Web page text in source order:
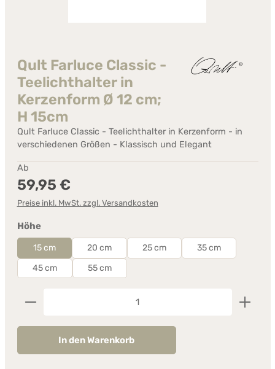
Qult Farluce Classic -
Teelichthalter in
Kerzenform Ø 12 cm;
H 15cm
Qult Farluce Classic - Teelichthalter in Kerzenform - in
verschiedenen Größen - Klassisch und Elegant
AbRegulärer Preis:
59,95 €
Preise inkl. MwSt. zzgl. Versandkosten
Höheauswählen
15 cm 20 cm 25 cm
35 cm
45 cm
55 cm
Produkt Anzahl: Gib den gewünschten Wert ein
In den Warenkorb